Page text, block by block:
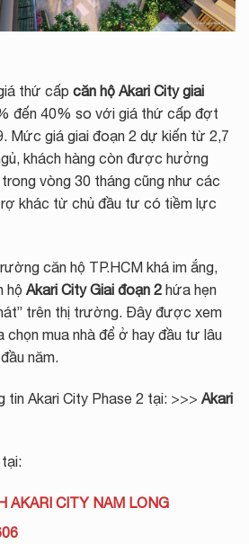
thứ cấp căn hộ Akari City giai
đến 40% so với giá thứ cấp đợt
Mức giá giai đoạn 2 dự kiến từ 2,7
khách hàng còn được hưởng
vòng 30 tháng cũng như các
khác từ chủ đầu tư có tiềm lực
căn hộ TP.HCM khá im ắng,
hộ Akari City Giai đoạn 2 hứa hẹn
trên thị trường. Đây được xem
mua nhà để ở hay đầu tư lâu
năm.
tin Akari City Phase 2 tại: >>> Akari
AKARI CITY NAM LONG